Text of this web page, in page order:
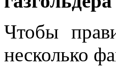
Чтобы
несколько